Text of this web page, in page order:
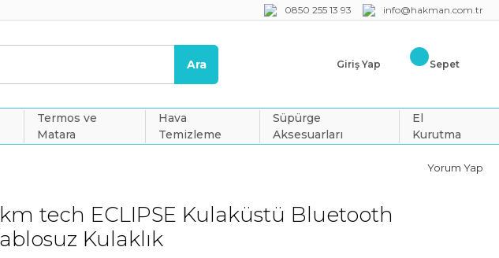
0850 255 13 93 info@hakman.com.tr
Ara Giriş Yap Sepet
Termos ve
Matara
Hava
Temizleme
Süpürge
Aksesuarları
El
Kurutma
Yorum Yap
tech ECLIPSE Kulaküstü Bluetooth
Kulaklık